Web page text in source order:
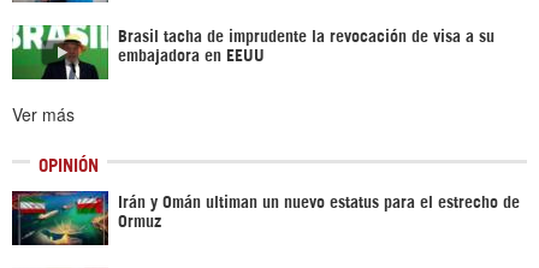
Brasil tacha de imprudente la revocación de visa a su
embajadora en EEUU
Ver más
OPINIÓN
Irán y Omán ultiman un nuevo estatus para el estrecho de
Ormuz